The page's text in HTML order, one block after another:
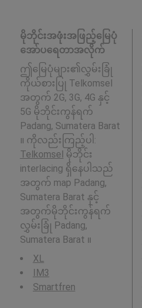
မိုဘိုင်းအဖုံးအဖြည့်မြေပုံ
အော်ပရေတာအလိုက်
ဤမြေပုံများ၏လွှမ်းခြုံ
ကိုယ်စားပြု Telkomsel
အတွက် 2G, 3G, 4G နှင့်
5G မိုဘိုင်းကွန်ရက်
Padang, Sumatera Barat
။ ကိုလည်းကြည့်ပါ:
Telkomsel မိုဘိုင်း
interlacing ရှိနေပါသည်
အတွက် map Padang,
Sumatera Barat နှင့်
အတွက်မိုဘိုင်းကွန်ရက်
လွှမ်းခြုံ Padang,
Sumatera Barat ။
XL
IM3
Smartfren